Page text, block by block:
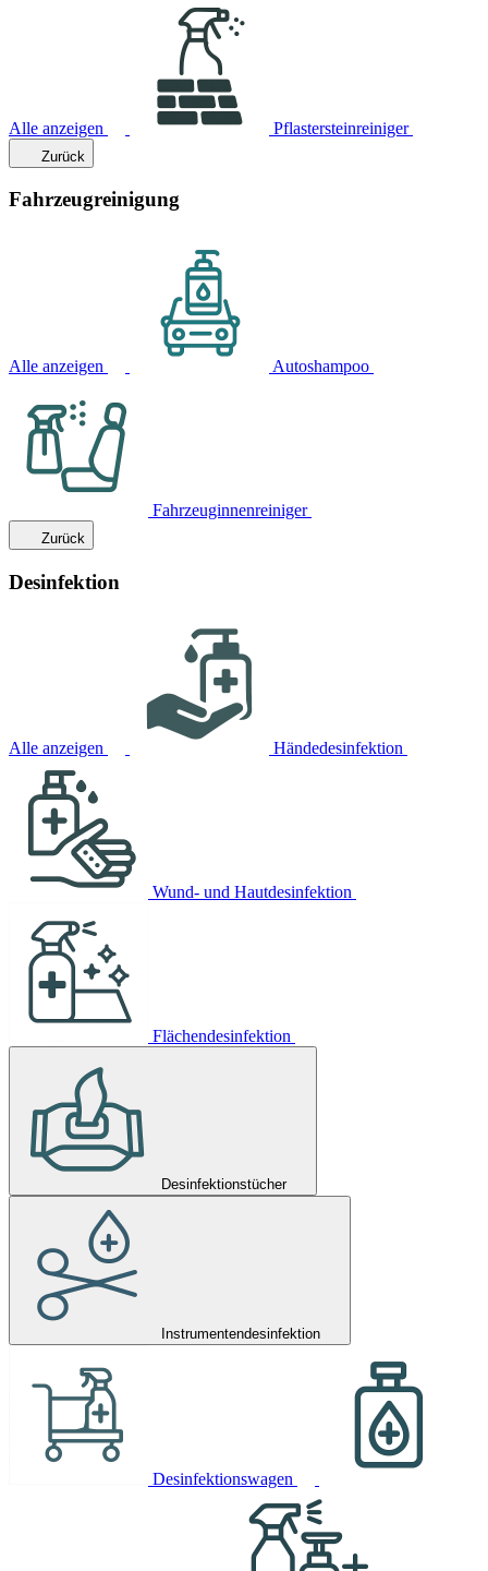
Alle anzeigen Pflastersteinreiniger
Zurück
Fahrzeugreinigung
Alle anzeigen Autoshampoo
Fahrzeuginnenreiniger
Zurück
Desinfektion
Alle anzeigen Händedesinfektion
Wund- und Hautdesinfektion
Flächendesinfektion
Desinfektionstücher
Instrumentendesinfektion
Desinfektionswagen